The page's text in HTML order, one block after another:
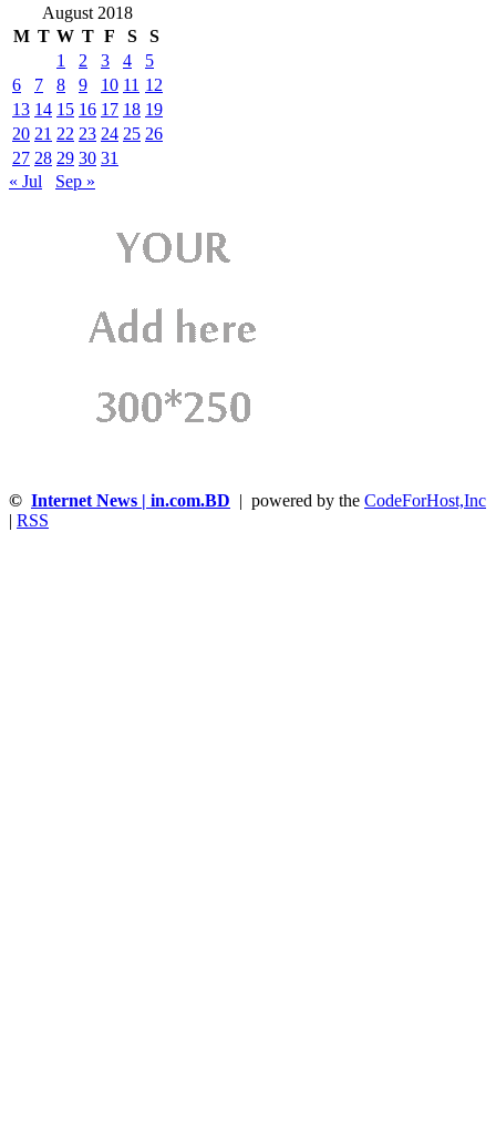
August 2018
M T W T F S
S
1
2 3 4
5
6
7 8 9 10 11 12
13 14 15 16 17 18 19
20 21 22 23 24 25 26
27 28 29 30 31
« Jul
Sep »
© Internet News | in.com.BD | powered by the CodeForHost,Inc
RSS